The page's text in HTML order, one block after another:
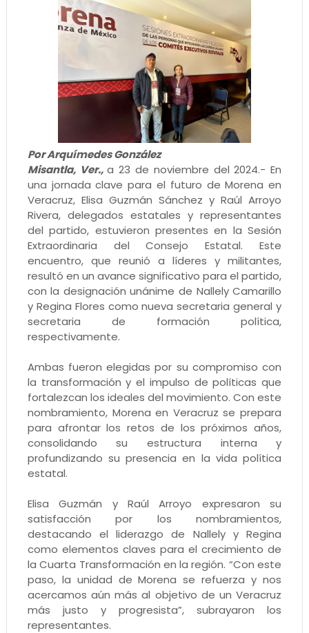
Por Arquímedes González
Misantla, Ver.,a 23 de noviembre del 2024.- En
una jornada clave para el futuro de Morena en
Veracruz, Elisa Guzmán Sánchez y Raúl Arroyo
Rivera, delegados estatales y representantes
del partido, estuvieron presentes en la Sesión
Extraordinaria del Consejo Estatal. Este
encuentro, que reunió a líderes y militantes,
resultó en un avance significativo para el partido,
con la designación unánime de Nallely Camarillo
y Regina Flores como nueva secretaria general y
secretaria de formación política,
respectivamente.
Ambas fueron elegidas por su compromiso con
la transformación y el impulso de políticas que
fortalezcan los ideales del movimiento. Con este
nombramiento, Morena en Veracruz se prepara
para afrontar los retos de los próximos años,
consolidando su estructura interna y
profundizando su presencia en la vida política
estatal.
Elisa Guzmán y Raúl Arroyo expresaron su
satisfacción por los nombramientos,
destacando el liderazgo de Nallely y Regina
como elementos claves para el crecimiento de
la Cuarta Transformación en la región. “Con este
paso, la unidad de Morena se refuerza y nos
acercamos aún más al objetivo de un Veracruz
más justo y progresista”, subrayaron los
representantes.